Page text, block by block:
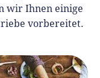
wir Ihnen einige
vorbereitet.